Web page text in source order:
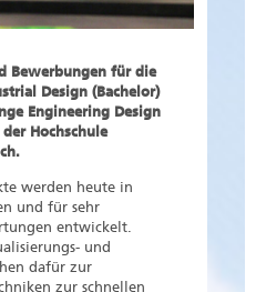
Bewerbungen für die
Design (Bachelor)
Engineering Design
Hochschule
werden heute in
und für sehr
entwickelt.
und
dafür zur
zur schnellen